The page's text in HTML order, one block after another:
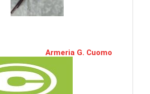
Armeria G. Cuomo